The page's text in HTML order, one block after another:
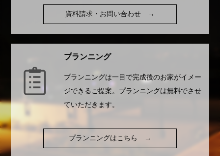
資料請求・お問い合わせ →
プランニング
プランニングは一目で完成後のお家がイメー
ジできるご提案。プランニングは無料でさせ
ていただきます。
プランニングはこちら →